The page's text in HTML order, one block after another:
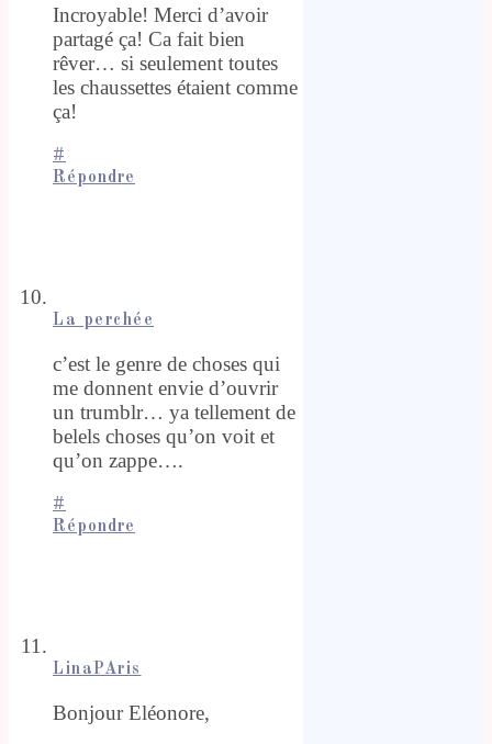
Incroyable! Merci d’avoir
partagé ça! Ca fait bien
rêver… si seulement toutes
les chaussettes étaient comme
ça!
#
Répondre
La perchée
c’est le genre de choses qui
me donnent envie d’ouvrir
un trumblr… ya tellement de
belels choses qu’on voit et
qu’on zappe….
#
Répondre
LinaPAris
Bonjour Eléonore,